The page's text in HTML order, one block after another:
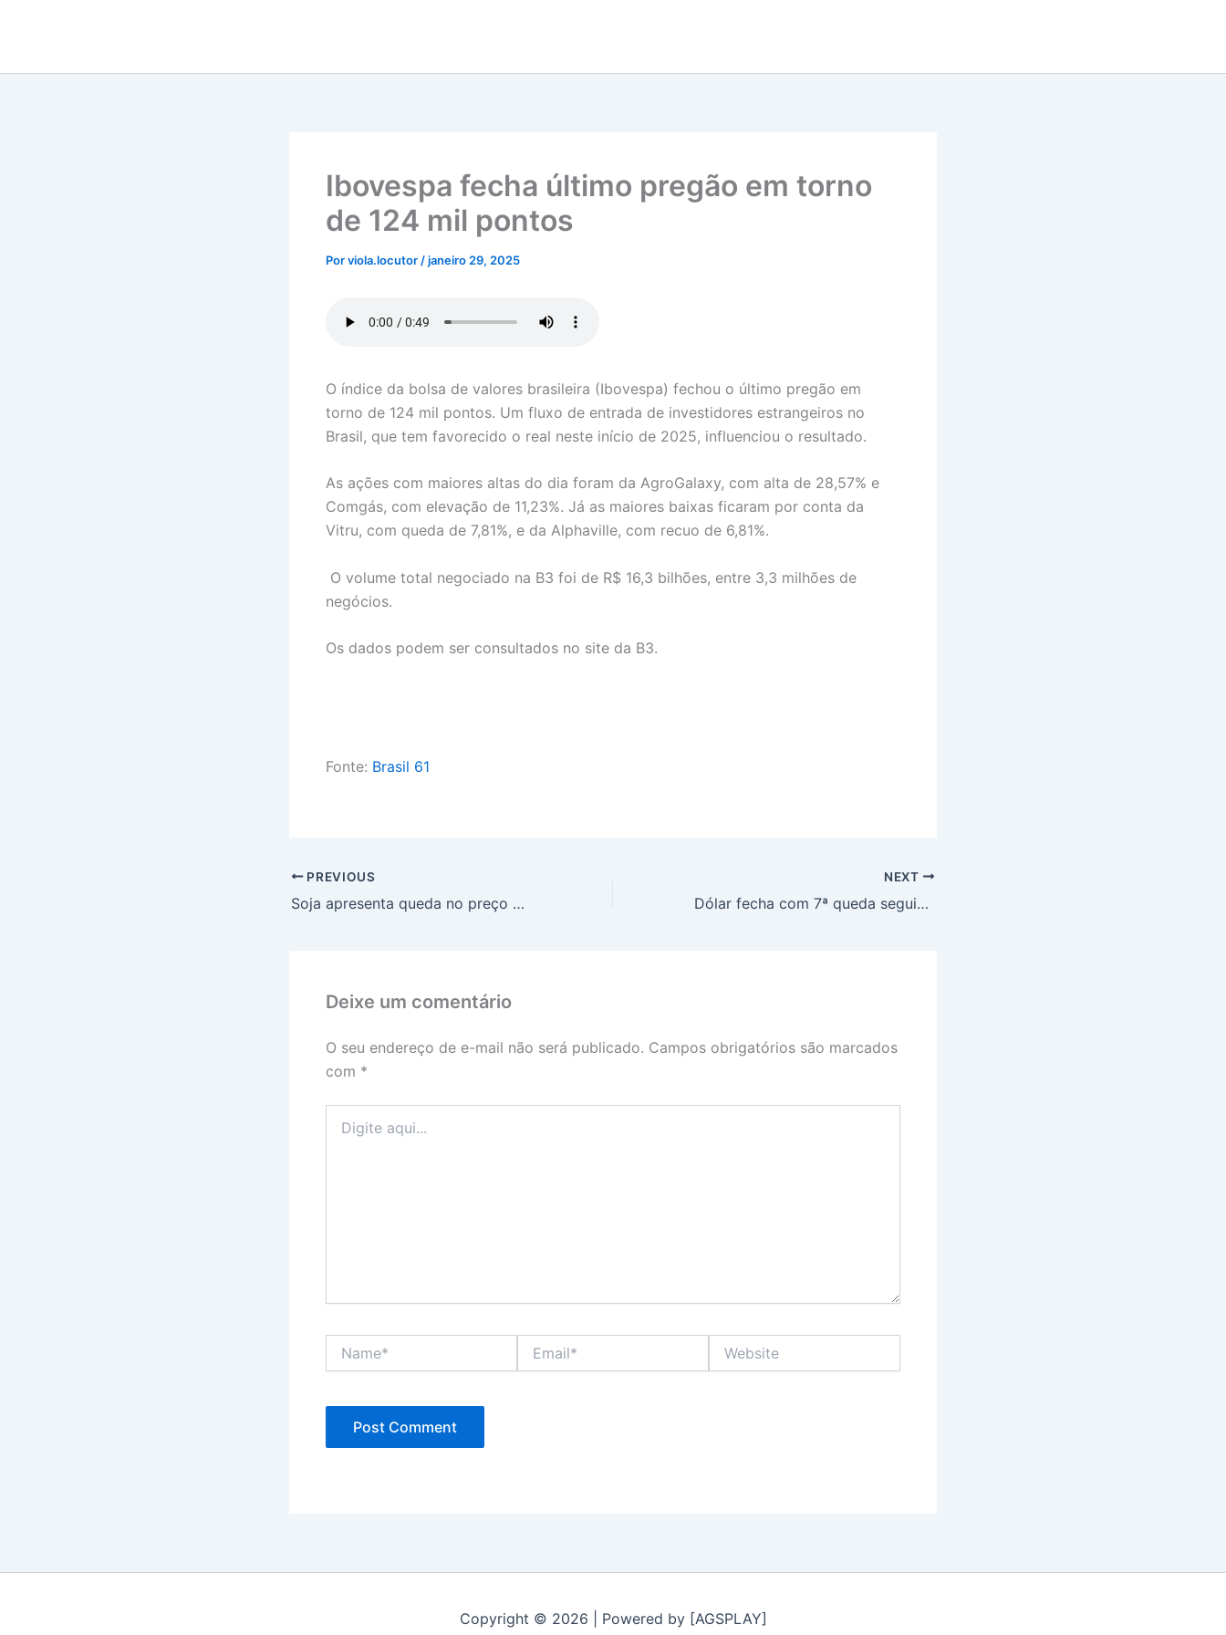
Ibovespa fecha último pregão em torno
de 124 mil pontos
Porviola.locutor /janeiro 29, 2025
O índice da bolsa de valores brasileira (Ibovespa) fechou o último pregão em
torno de 124 mil pontos. Um fluxo de entrada de investidores estrangeiros no
Brasil, que tem favorecido o real neste início de 2025, influenciou o resultado.
As ações com maiores altas do dia foram da AgroGalaxy, com alta de 28,57% e
Comgás, com elevação de 11,23%. Já as maiores baixas ficaram por conta da
Vitru, com queda de 7,81%, e da Alphaville, com recuo de 6,81%.
O volume total negociado na B3 foi de R$ 16,3 bilhões, entre 3,3 milhões de
negócios.
Os dados podem ser consultados no site da B3.
Fonte: Brasil 61
PREVIOUS
Soja apresenta queda no preço novamente, nesta quarta-feira (29)
NEXT
Dólar fecha com 7ª queda seguida e vai a R$ 5,86
Deixe um comentário
O seu endereço de e-mail não será publicado. Campos obrigatórios são marcados
com *
aqui...
Copyright © 2026 | Powered by [AGSPLAY]